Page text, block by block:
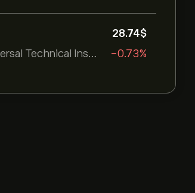
Universal Technical Institut
28.74‎$‎
-0.73%